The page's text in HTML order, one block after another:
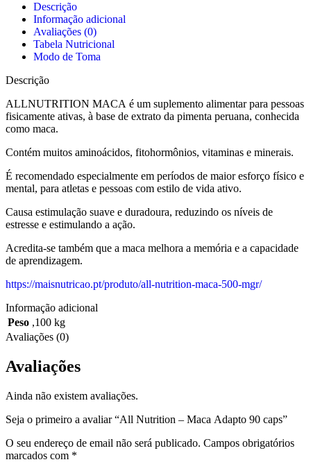
Descrição
Informação adicional
Avaliações (0)
Tabela Nutricional
Modo de Toma
Descrição
ALLNUTRITION MACA é um suplemento alimentar para pessoas
fisicamente ativas, à base de extrato da pimenta peruana, conhecida
como maca.
Contém muitos aminoácidos, fitohormônios, vitaminas e minerais.
É recomendado especialmente em períodos de maior esforço físico e
mental, para atletas e pessoas com estilo de vida ativo.
Causa estimulação suave e duradoura, reduzindo os níveis de
estresse e estimulando a ação.
Acredita-se também que a maca melhora a memória e a capacidade
de aprendizagem.
https://maisnutricao.pt/produto/all-nutrition-maca-500-mgr/
Informação adicional
Peso ,100 kg
Avaliações (0)
Avaliações
Ainda não existem avaliações.
Seja o primeiro a avaliar “All Nutrition – Maca Adapto 90 caps”
O seu endereço de email não será publicado. Campos obrigatórios
marcados com *